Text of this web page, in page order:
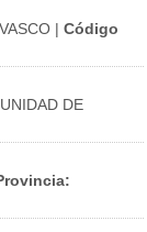
| Código
DE